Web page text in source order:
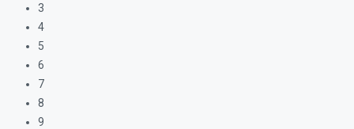
3
4
5
6
7
8
9